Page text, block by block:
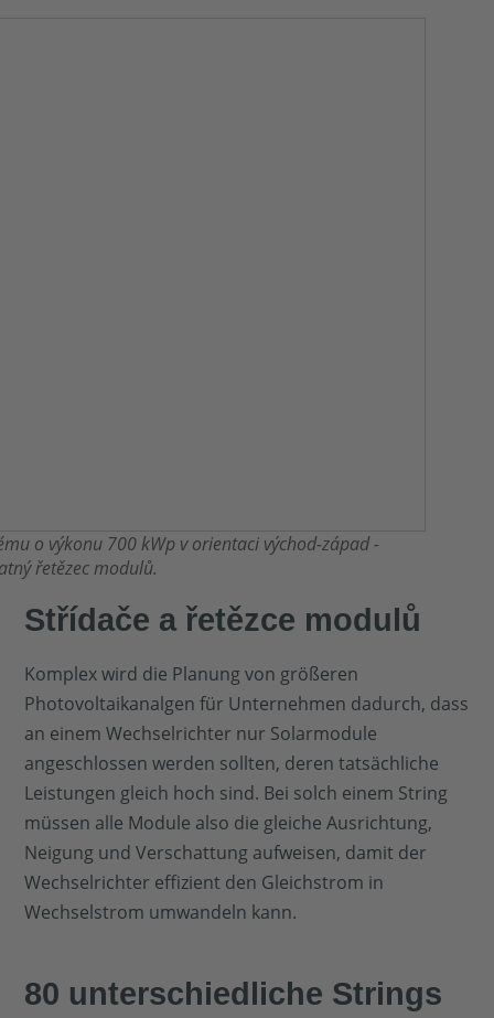
o výkonu 700 kWp v orientaci východ-západ -
řetězec modulů.
Střídače a řetězce modulů
Komplex wird die Planung von größeren
Photovoltaikanalgen für Unternehmen dadurch, dass
an einem Wechselrichter nur Solarmodule
angeschlossen werden sollten, deren tatsächliche
Leistungen gleich hoch sind. Bei solch einem String
müssen alle Module also die gleiche Ausrichtung,
Neigung und Verschattung aufweisen, damit der
Wechselrichter effizient den Gleichstrom in
Wechselstrom umwandeln kann.
80 unterschiedliche Strings